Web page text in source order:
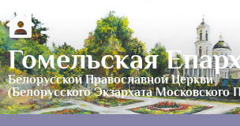
Гомельская
Белорусской Православной Церкви
(Белорусского Экзархата Московского